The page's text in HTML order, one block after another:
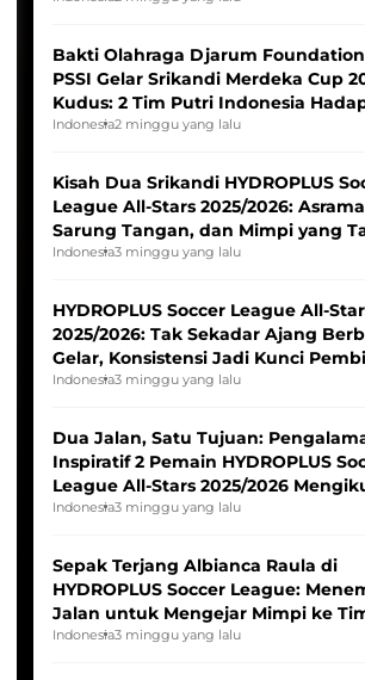
Bakti Olahraga Djarum
PSSI Gelar Srikandi Merdeka Cup
Kudus: 2 Tim Putri Indonesia
Tim Asia
Indonesia2 minggu yang lalu
Kisah Dua Srikandi HYDROPLUS
League All-Stars 2025/2026:
Sarung Tangan, dan Mimpi yang
Pernah Padam
Indonesia3 minggu yang lalu
HYDROPLUS Soccer League All-
2025/2026: Tak Sekadar Ajang
Gelar, Konsistensi Jadi Kunci
Indonesia3 minggu yang lalu
Dua Jalan, Satu Tujuan:
Inspiratif 2 Pemain HYDROPLUS
League All-Stars 2025/2026
Seleksi Timnas Indonesia Putri
Indonesia3 minggu yang lalu
Sepak Terjang Albianca Raula di
HYDROPLUS Soccer League:
Jalan untuk Mengejar Mimpi ke
Indonesia Putri
Indonesia3 minggu yang lalu